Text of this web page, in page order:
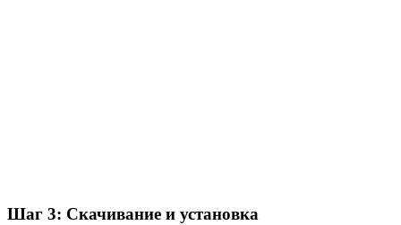
Шаг 3: Скачивание и установка